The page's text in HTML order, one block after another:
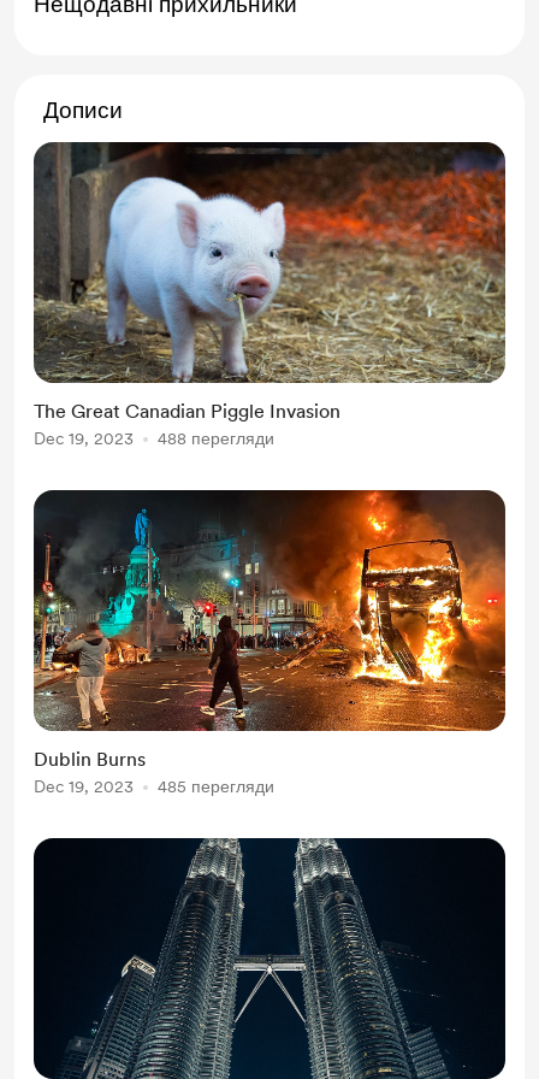
Дописи
The Great Canadian Piggle Invasion
Dec 19, 2023 488 перегляди
Dublin Burns
Dec 19, 2023 485 перегляди